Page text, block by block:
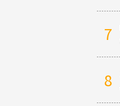
7
8